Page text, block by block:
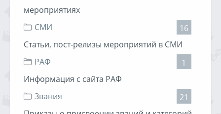
мероприятиях
СМИ
16
Статьи, пост-релизы мероприятий в СМИ
РАФ
1
Информация с сайта РАФ
Звания
21
- Тюменская Коллегия Судей автомобильного и
мотоциклетного спорта
- Тюменская Региональная Федерация Автомобильного
Регламент соревнования и карта экипажа доступны по
http://www.nas
26.09.2008, 02:32
smartdriveclub